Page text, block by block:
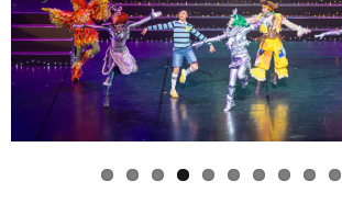
Prev
ious